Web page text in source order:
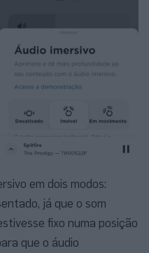
em dois modos:
já que o som
fixo numa posição
que o áudio